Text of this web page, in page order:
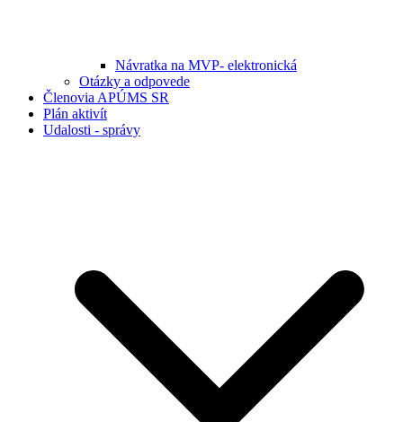
Návratka na MVP- elektronická
Otázky a odpovede
Členovia APÚMS SR
Plán aktivít
Udalosti - správy